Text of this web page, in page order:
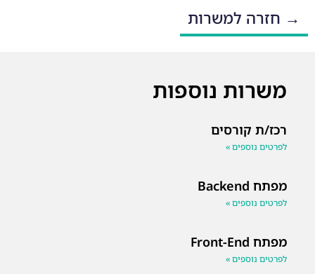
→ חזרה למשרות
משרות נוספות
רכז/ת קורסים
לפרטים נוספים »
מפתח Backend
לפרטים נוספים »
מפתח Front-End
לפרטים נוספים »